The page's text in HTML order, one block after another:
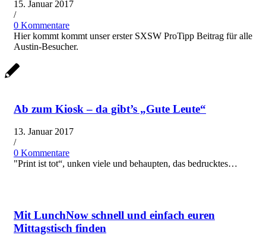
15. Januar 2017
/
0 Kommentare
Hier kommt kommt unser erster SXSW ProTipp Beitrag für alle
Austin-Besucher.
Ab zum Kiosk – da gibt’s „Gute Leute“
13. Januar 2017
/
0 Kommentare
"Print ist tot“, unken viele und behaupten, das bedrucktes…
Mit LunchNow schnell und einfach euren
Mittagstisch finden